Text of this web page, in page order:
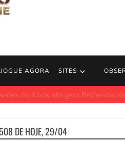
JOGUE AGORA SITES
de Summer Games Done
DE HOJE, 29/04